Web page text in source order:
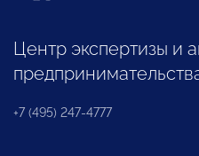
Центр экспертизы и
+7 (495) 247-4777